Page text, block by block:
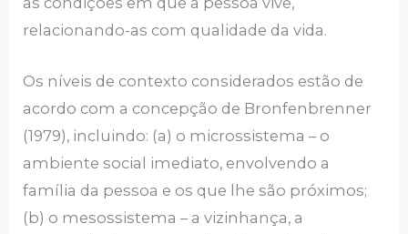
relacionando-as com qualidade da vida.
Os níveis de contexto considerados estão de
acordo com a concepção de Bronfenbrenner
(1979), incluindo: (a) o microssistema – o
ambiente social imediato, envolvendo a
família da pessoa e os que lhe são próximos;
(b) o mesossistema – a vizinhança, a